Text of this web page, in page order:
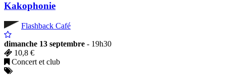
Kakophonie
Flashback Café
dimanche 13 septembre - 19h30
10,8 €
Concert et club